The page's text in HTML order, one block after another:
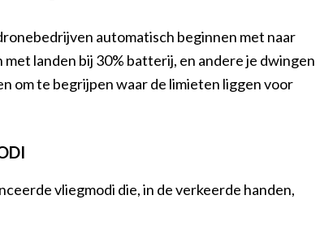
automatisch beginnen met naar
landen bij 30% batterij, en andere je dwingen
om te begrijpen waar de limieten liggen voor
vliegmodi die, in de verkeerde handen,